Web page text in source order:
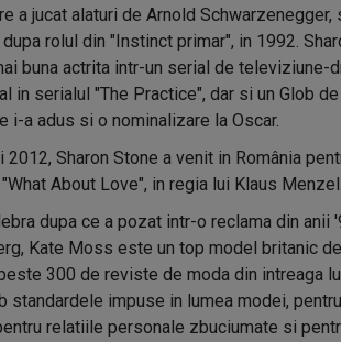
a jucat alaturi de Arnold
rolul din "Instinct primar", in 1992.
buna actrita intr-un serial de televiziune-
in serialul "The Practice", dar si un Glob
i-a adus si o nominalizare la Oscar.
2012, Sharon Stone a venit in România
About Love", in regia lui Klaus Menzel.
dupa ce a pozat intr-o reclama din anii
Kate Moss este un top model britanic
300 de reviste de moda din intreaga
standardele impuse in lumea modei,
relatiile personale zbuciumate si